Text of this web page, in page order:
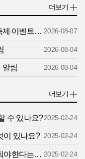
더보기
자 결과 발표 2026-08-07
2026-08-04
알림 2026-08-04
더보기
수 있나요?2025-02-24
이 있나요? 2025-02-24
여행상품을 이용하려면 이용권을 보여줘야한다는데 어디서 확인할 수 있나요? 2025-02-24